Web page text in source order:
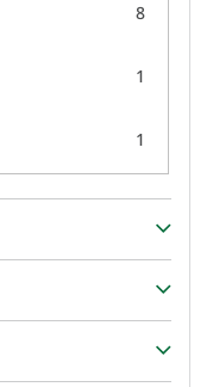
8
1
1